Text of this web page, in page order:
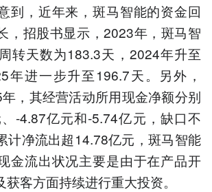
到，近年来，斑马智能的资金回
，招股书显示，2023年，斑马智
转天数为183.3天，2024年升至
年进一步升至196.7天。另外，
，其经营活动所用现金净额分别
-4.87亿元和-5.74亿元，缺口不
计净流出超14.78亿元，斑马智能
金流出状况主要是由于在产品开
客方面持续进行重大投资。